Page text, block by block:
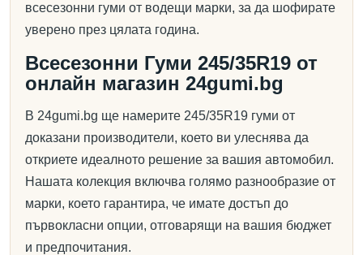
всесезонни гуми от водещи марки, за да шофирате
уверено през цялата година.
Всесезонни Гуми 245/35R19 от
онлайн магазин 24gumi.bg
В 24gumi.bg ще намерите 245/35R19 гуми от
доказани производители, което ви улеснява да
откриете идеалното решение за вашия автомобил.
Нашата колекция включва голямо разнообразие от
марки, което гарантира, че имате достъп до
първокласни опции, отговарящи на вашия бюджет
и предпочитания.